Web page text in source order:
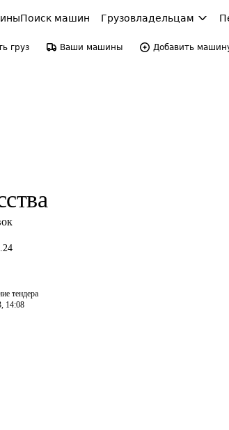
Поиск машин Грузовладельцам
груз Ваши машины Добавить
тендера
14:08